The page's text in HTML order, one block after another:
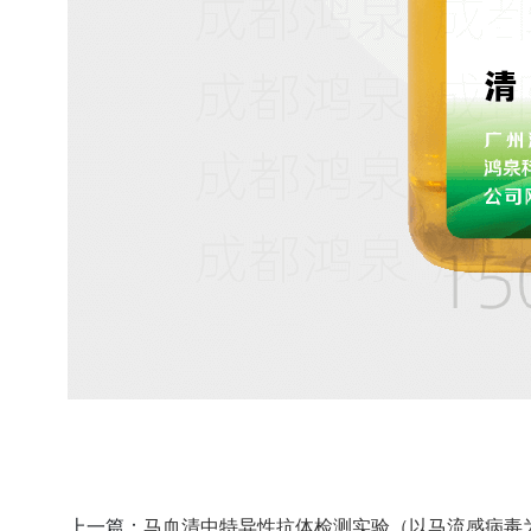
上一篇： 马血清中特异性抗体检测实验（以马流感病毒